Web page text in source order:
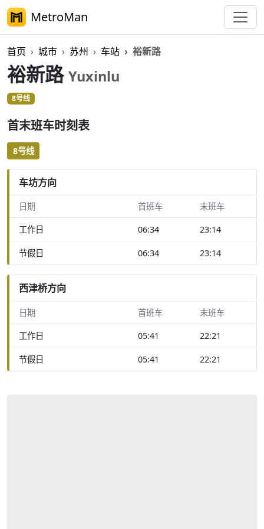
MetroMan
首页 城市 苏州 车站 裕新路
裕新路 Yuxinlu
8号线
首末班车时刻表
8号线
车坊方向
日期 首班车 末班车
工作日 06:34 23:14
节假日 06:34 23:14
西津桥方向
日期 首班车 末班车
工作日 05:41 22:21
节假日 05:41 22:21